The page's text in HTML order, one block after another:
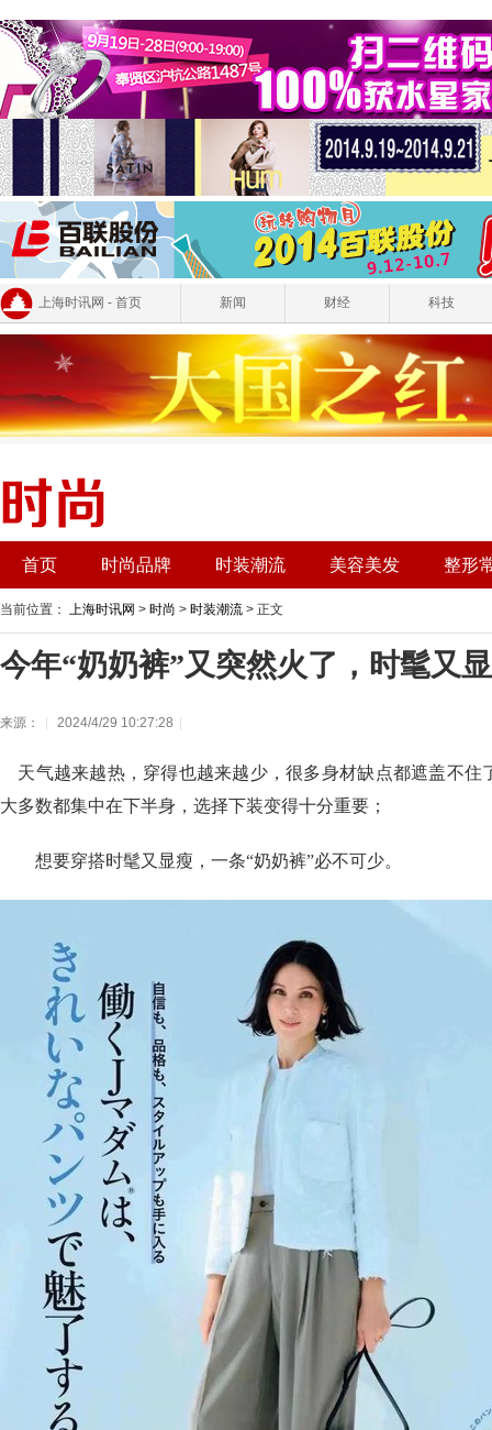
上海时讯网 - 首页 新闻 财经 科技
首页 时尚品牌 时装潮流 美容美发 整形
当前位置： 上海时讯网 > 时尚 > 时装潮流 > 正文
今年“奶奶裤”又突然火了，时髦又
来源： 2024/4/29 10:27:28
天气越来越热，穿得也越来越少，很多身材缺点都遮盖不
大多数都集中在下半身，选择下装变得十分重要；
想要穿搭时髦又显瘦，一条“奶奶裤”必不可少。